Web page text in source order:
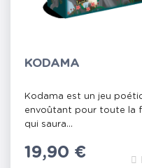
KODAMA
Kodama est un jeu
envoûtant pour toute la
qui saura...
Prix
19,90 €